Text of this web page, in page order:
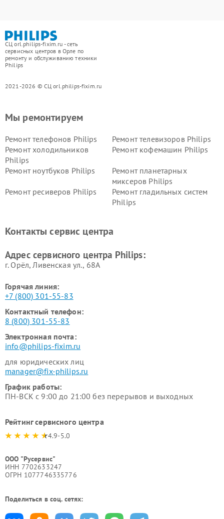
СЦ orl.philips-fixim.ru - сеть
сервисных центров в Орле по
ремонту и обслуживанию техники
Philips
2021-2026 © СЦ orl.philips-fixim.ru
Мы ремонтируем
Ремонт телефонов Philips
Ремонт телевизоров Philips
Ремонт холодильников
Philips
Ремонт кофемашин Philips
Ремонт ноутбуков Philips
Ремонт планетарных
миксеров Philips
Ремонт ресиверов Philips
Ремонт гладильных систем
Philips
Ремонт стиральных машин
Ремонт увлажнителей
Контакты сервис центра
Адрес сервисного центра Philips:
г. Орёл, Ливенская ул., 68А
Горячая линия:
+7 (800) 301-55-83
Контактный телефон:
8 (800) 301-55-83
Электронная почта:
info@philips-fixim.ru
для юридических лиц
manager@fix-philips.ru
График работы:
ПН-ВСК с 9:00 до 21:00 без перерывов и выходных
Рейтинг сервисного центра
4.9-5.0
ООО "Русервис"
ИНН 7702633247
ОГРН 1077746335776
Поделиться в соц. сетях: